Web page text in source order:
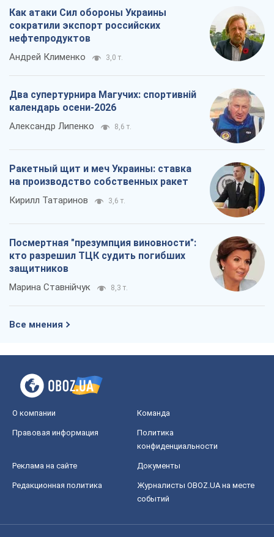
Как атаки Сил обороны Украины
сократили экспорт российских
нефтепродуктов
Андрей Клименко 3,0 т.
Два супертурнира Магучих: спортивній
календарь осени-2026
Александр Липенко 8,6 т.
Ракетный щит и меч Украины: ставка
на производство собственных ракет
Кирилл Татаринов 3,6 т.
Посмертная "презумпция виновности":
кто разрешил ТЦК судить погибших
защитников
Марина Ставнійчук 8,3 т.
Все мнения
О компании Команда
Правовая информация
Политика
конфиденциальности
Реклама на сайте Документы
Редакционная политика
Журналисты OBOZ.UA на месте
событий